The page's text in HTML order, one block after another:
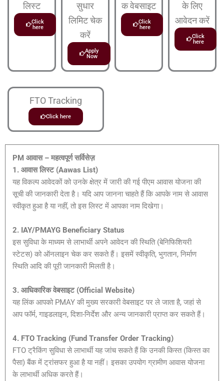
लिस्ट
Click
here
सुधार
लिमिट चेक
करें
Apply
Now
क वेबसाइट
Click
here
के लिए
आवेदन करें
Click
here
FTO Tracking
Click here
PM आवास – महत्वपूर्ण सर्विसेज़
1. आवास लिस्ट (Aawas List)
यह विकल्प आवेदकों को उनके क्षेत्र में जारी की गई पीएम आवास योजना की
सूची की जानकारी देता है। यदि आप जानना चाहते हैं कि आपके नाम से आवास
स्वीकृत हुआ है या नहीं, तो इस लिस्ट में आपका नाम दिखेगा।
2. IAY/PMAYG Beneficiary Status
इस सुविधा के माध्यम से लाभार्थी अपने आवेदन की स्थिति (बेनिफिशियरी
स्टेटस) को ऑनलाइन चेक कर सकते हैं। इसमें स्वीकृति, भुगतान, निर्माण
स्थिति आदि की पूरी जानकारी मिलती है।
3. आधिकारिक वेबसाइट (Official Website)
यह लिंक आपको PMAY की मुख्य सरकारी वेबसाइट पर ले जाता है, जहां से
आप फॉर्म, गाइडलाइन, दिशा-निर्देश और अन्य जानकारी प्राप्त कर सकते हैं।
4. FTO Tracking (Fund Transfer Order Tracking)
FTO ट्रैकिंग सुविधा से लाभार्थी यह जांच सकते हैं कि उनकी किस्त (किस्त का
पैसा) बैंक में ट्रांसफर हुआ है या नहीं। इसका उपयोग ग्रामीण आवास योजना
के लाभार्थी अधिक करते हैं।